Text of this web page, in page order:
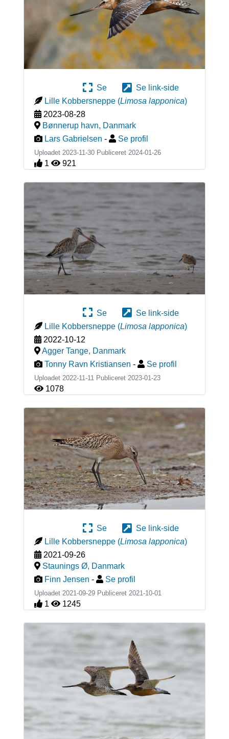
Se
Se link-side
Lille Kobbersneppe (Limosa lapponica)
2023-08-28
Bønnerup havn, Danmark
Lars Gabrielsen - Se profil
Uploadet 2023-11-30 Publiceret 2024-01-26
1 921
Se
Se link-side
Lille Kobbersneppe (Limosa lapponica)
2022-10-12
Agger Tange, Danmark
Tonny Ravn Kristiansen - Se profil
Uploadet 2022-11-11 Publiceret 2023-01-23
1078
Se
Se link-side
Lille Kobbersneppe (Limosa lapponica)
2021-09-26
Staunings Ø, Danmark
Finn Jensen - Se profil
Uploadet 2021-09-29 Publiceret 2021-10-01
1 1245